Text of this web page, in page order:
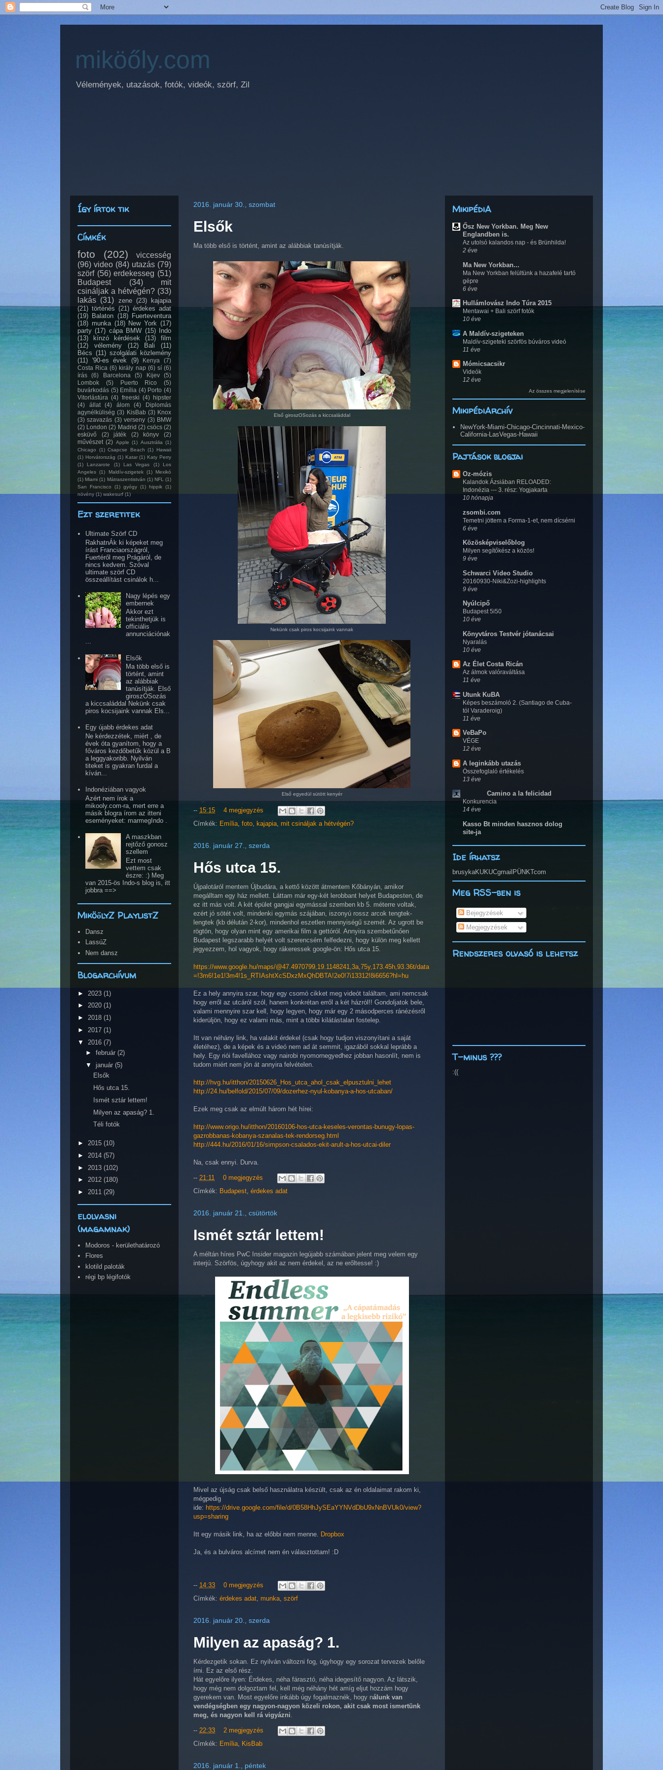
miköőly.com
Vélemények, utazások, fotók, videók, szörf, Zil
2016. január 30., szombat
Elsők
Ma több első is történt, amint az alábbiak tanúsítják.
Első giroszOSozás a kiccsaláddal
Nekünk csak piros kocsijaink vannak
Első egyedül sütött kenyér
-- 15:15
4 megjegyzés
Címkék: Emília, foto, kajapia, mit csináljak a hétvégén?
2016. január 27., szerda
Hős utca 15.
Újpalotáról mentem Újbudára, a kettő között átmentem Kőbányán, amikor
megálltam egy ház mellett. Láttam már egy-két lerobbant helyet Budapesten, de
ez itt más volt. A két épület gangjai egymással szemben kb 5. méterre voltak,
ezért jó sötét volt, mindenki egymás szájában, iszonyú rossz arcok tengtek-
lengtek (kb délután 2-kor), mindenhol eszetlen mennyiségű szemét. Az ugrott be
rögtön, hogy olyan mint egy amerikai film a gettóról. Annyira szembetűnően
Budapest legszarabb helyét volt szerencsém felfedezni, hogy külön meg kellett
jegyezzem, hol vagyok, hogy rákeressek google-ön: Hős utca 15.
https://www.google.hu/maps/@47.4970799,19.1148241,3a,75y,173.45h,93.36t/data
=!3m6!1e1!3m4!1s_RTIAshtXcSDxzMxQhDBTA!2e0!7i13312!8i6656?hl=hu
Ez a hely annyira szar, hogy egy csomó cikket meg videót találtam, ami nemcsak
hogy erről az utcáról szól, hanem konkrétan erről a két házról!! Gondoljatok bele,
valami mennyire szar kell, hogy legyen, hogy már egy 2 másodperces ránézésről
kiderüljön, hogy ez valami más, mint a többi kilátástalan fostelep.
Itt van néhány link, ha valakit érdekel (csak hogy tudjon viszonyítani a saját
életéhez), de a képek és a videó nem ad át semmit, igazából sokkal leprább a
hely. Egy riói favellához vagy nairobi nyomornegyedhez jobban hasonlít, nem is
tudom miért nem jön át annyira felvételen.
http://hvg.hu/itthon/20150626_Hos_utca_ahol_csak_elpusztulni_lehet
http://24.hu/belfold/2015/07/09/dozerhez-nyul-kobanya-a-hos-utcaban/
Ezek meg csak az elmúlt három hét hírei:
http://www.origo.hu/itthon/20160106-hos-utca-keseles-verontas-bunugy-lopas-
gazrobbanas-kobanya-szanalas-tek-rendorseg.html
http://444.hu/2016/01/16/simpson-csalados-ekit-arult-a-hos-utcai-diler
Na, csak ennyi. Durva.
-- 21:11
0 megjegyzés
Címkék: Budapest, érdekes adat
2016. január 21., csütörtök
Ismét sztár lettem!
A méltán híres PwC Insider magazin legújabb számában jelent meg velem egy
interjú. Szörfös, úgyhogy akit az nem érdekel, az ne erőltesse! :)
Mivel az újság csak belső használatra készült, csak az én oldalaimat rakom ki,
mégpedig
ide: https://drive.google.com/file/d/0B58HhJySEaYYNVdDbU9xNnBVUk0/view?
usp=sharing
Itt egy másik link, ha az előbbi nem menne. Dropbox
Ja, és a bulváros alcímet nem én választottam! :D
-- 14:33
0 megjegyzés
Címkék: érdekes adat, munka, szörf
2016. január 20., szerda
Milyen az apaság? 1.
Kérdezgetik sokan. Ez nyilván változni fog, úgyhogy egy sorozat tervezek belőle
írni. Ez az első rész.
Hát egyelőre ilyen: Érdekes, néha fárasztó, néha idegesítő nagyon. Az látszik,
hogy még nem dolgoztam fel, kell még néhány hét amíg eljut hozzám hogy
gyerekem van. Most egyelőre inkább úgy fogalmaznék, hogy nálunk van
vendégségben egy nagyon-nagyon közeli rokon, akit csak most ismertünk
meg, és nagyon kell rá vigyázni.
-- 22:33
2 megjegyzés
Címkék: Emília, KisBab
2016. január 1., péntek
Így írtok tik
Címkék
foto (202)
viccesség
(96) video (84) utazás (79)
szörf (56) erdekesseg (51)
Budapest
(34)
mit
csináljak a hétvégén? (33)
lakás (31) zene (23)
kajapia
(21) történés (21) érdekes adat
(19) Balaton (18)
Fuerteventura
(18) munka (18) New York (17)
party (17) cápa BMW (15)
Indo
(13)
kínzó kérdések (13)
film
(12)
vélemény (12) Bali
(11)
Bécs (11) szolgálati közlemény
(11) '90-es évek (9) Kenya
(7)
Costa Rica (6) király nap (6) sí (6)
írás
(6) Barcelona (5) Kijev
(5)
Lombok
(5) Puerto Rico
(5)
buvárkodás (5) Emília (4) Porto (4)
Vitorlástúra (4) freeski (4) hipster
(4)
állat (4) álom (4)
Diplomás
agynélküliség (3) KisBab (3) Knox
(3) szavazás (3) verseny (3) BMW
(2) London (2) Madrid (2) csöcs (2)
esküvő
(2) játék (2) könyv
(2)
művészet (2) Apple (1) Ausztrália (1)
Chicago
(1) Csapcse Beach (1)
Hawaii
(1) Horvátország (1) Katar (1) Katy Perry
(1)
Lanzarote (1) Las Vegas (1)
Los
Angeles (1) Maldív-szigetek (1)
Mexikó
(1) Miami (1) Mátraszentistván (1) NFL
(1)
San Francisco
(1) gyógy (1) hippik (1)
növény (1) wakesurf (1)
Ezt szeretitek
Ultimate Szörf CD
RakhatnÁk ki képeket meg
írást Franciaországról,
Fuertéről meg Prágáról, de
nincs kedvem. Szóval
ultimate szörf CD
összeállítást csinálok h...
Nagy lépés egy
embernek
Akkor ezt
tekinthetjük is
officiális
annunciációnak
...
Elsők
Ma több első is
történt, amint
az alábbiak
tanúsítják. Első
giroszOSozás
a kiccsaláddal Nekünk csak
piros kocsijaink vannak Els...
Egy újabb érdekes adat
Ne kérdezzétek, miért , de
évek óta gyanítom, hogy a
főváros kezdőbetűk közül a B
a leggyakoribb. Nyilván
titeket is gyakran furdal a
kíván...
Indonéziában vagyok
Azért nem írok a
mikooly.com-ra, mert erre a
másik blogra írom az itteni
eseményeket: marmegIndo .
A maszkban
rejtőző gonosz
szellem
Ezt most
vettem csak
észre: :) Meg
van 2015-ös Indo-s blog is, itt
jobbra ==>
MiköőlyZ PlaylistZ
Dansz
LassúZ
Nem dansz
Blogarchívum
► 2023 (1)
► 2020 (1)
► 2018 (1)
► 2017 (1)
▼ 2016 (7)
► február (2)
▼ január (5)
Elsők
Hős utca 15.
Ismét sztár lettem!
Milyen az apaság? 1.
Téli fotók
► 2015 (10)
► 2014 (57)
► 2013 (102)
► 2012 (180)
► 2011 (29)
elolvasni
(magamnak)
Modoros - kerülethatározó
Flores
klotild paloták
régi bp légifotók
MikipédiA
Ősz New Yorkban. Meg New
Englandben is.
Az utolsó kalandos nap - és Brünhilda!
2 éve
Ma New Yorkban...
Ma New Yorkban felültünk a hazafelé tartó
gépre
6 éve
Hullámlovász Indo Túra 2015
Mentawai + Bali szörf fotók
10 éve
A Maldív-szigeteken
Maldív-szigeteki szörfös búváros videó
11 éve
Mómicsacsikr
Videók
12 éve
Az összes megjelenítése
MikipédiArchív
NewYork-Miami-Chicago-Cincinnati-Mexico-
California-LasVegas-Hawaii
Pajtások blogjai
Oz-mózis
Kalandok Ázsiában RELOADED:
Indonézia --- 3. rész: Yogjakarta
10 hónapja
zsombi.com
Temetni jöttem a Forma-1-et, nem dícsérni
6 éve
Közösképviselőblog
Milyen segítőkész a közös!
9 éve
Schwarci Video Studio
20160930-Niki&Zozi-highlights
9 éve
Nyúlcipő
Budapest 5i50
10 éve
Könyvtáros Testvér jótanácsai
Nyaralás
10 éve
Az Élet Costa Ricán
Az álmok valóraváltása
11 éve
Utunk KuBA
Képes beszámoló 2. (Santiago de Cuba-
tól Varaderoig)
11 éve
VeBaPo
VÉGE
12 éve
A leginkább utazás
Összefoglaló értékelés
13 éve
Camino a la felicidad
Konkurencia
14 éve
Kasso Bt minden hasznos dolog
site-ja
Ide írhatsz
brusykaKUKUCgmailPÜNKTcom
Meg RSS-ben is
Bejegyzések
Megjegyzések
Rendszeres olvasó is lehetsz
T-minus ???
:((